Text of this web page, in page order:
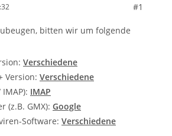
#1
bitten wir um folgende
Verschiedene
Version: Verschiedene
IMAP
(z.B. GMX): Google
Software: Verschiedene